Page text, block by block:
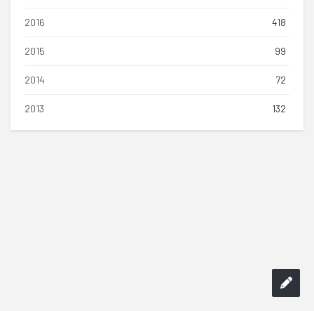
2016 418
2015 99
2014 72
2013 132